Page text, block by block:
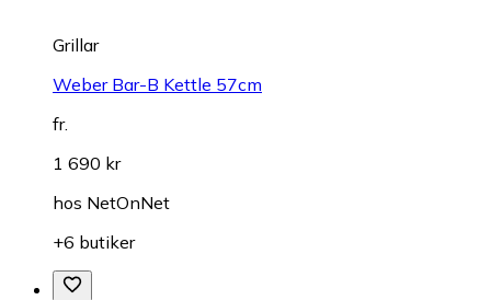
Grillar
Weber Bar-B Kettle 57cm
fr.
1 690 kr
hos NetOnNet
+6 butiker